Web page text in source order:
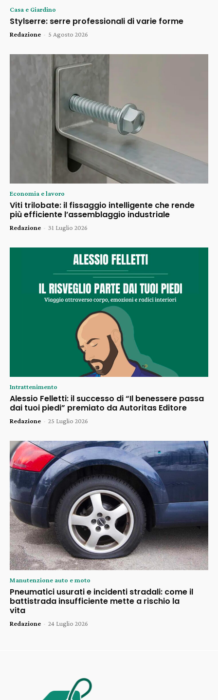
Casa e Giardino
Stylserre: serre professionali di varie forme
Redazione - 5 Agosto 2026
Economia e lavoro
Viti trilobate: il fissaggio intelligente che rende
più efficiente l’assemblaggio industriale
Redazione - 31 Luglio 2026
Intrattenimento
Alessio Felletti: il successo di “Il benessere passa
dai tuoi piedi” premiato da Autoritas Editore
Redazione - 25 Luglio 2026
Manutenzione auto e moto
Pneumatici usurati e incidenti stradali: come il
battistrada insufficiente mette a rischio la
vita
Redazione - 24 Luglio 2026